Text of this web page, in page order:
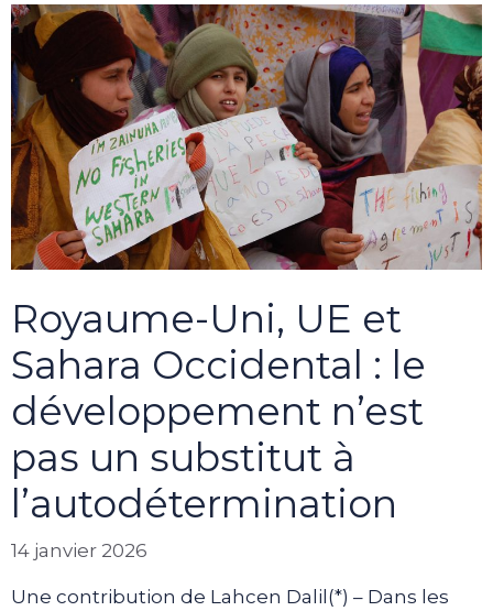
Royaume-Uni, UE et
Sahara Occidental : le
développement n’est
pas un substitut à
l’autodétermination
14 janvier 2026
Une contribution de Lahcen Dalil(*) – Dans les